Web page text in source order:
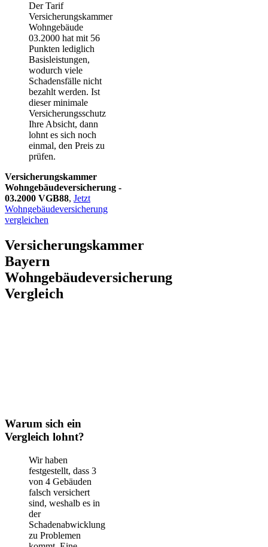
Der Tarif
Versicherungskammer
Wohngebäude
03.2000 hat mit 56
Punkten lediglich
Basisleistungen,
wodurch viele
Schadensfälle nicht
bezahlt werden. Ist
dieser minimale
Versicherungsschutz
Ihre Absicht, dann
lohnt es sich noch
einmal, den Preis zu
prüfen.
Versicherungskammer
Wohngebäudeversicherung -
03.2000 VGB88, Jetzt
Wohngebäudeversicherung
vergleichen
Versicherungskammer
Bayern
Wohngebäudeversicherung
Vergleich
Warum sich ein
Vergleich lohnt?
Wir haben
festgestellt, dass 3
von 4 Gebäuden
falsch versichert
sind, weshalb es in
der
Schadenabwicklung
zu Problemen